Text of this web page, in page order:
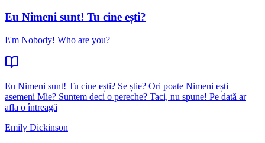
Eu Nimeni sunt! Tu cine ești?
I\'m Nobody! Who are you?
Eu Nimeni sunt! Tu cine ești? Se știe? Ori poate Nimeni ești
asemeni Mie? Suntem deci o pereche? Taci, nu spune! Pe dată ar
afla o întreagă
Emily Dickinson